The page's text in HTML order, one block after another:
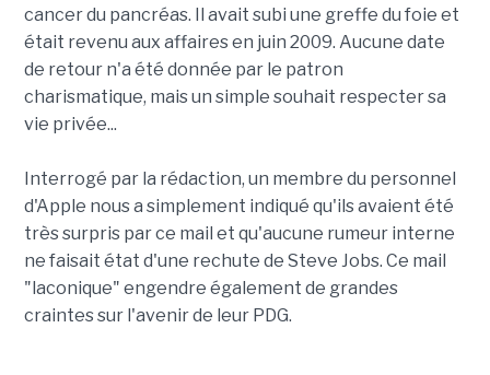
cancer du pancréas. Il avait subi une greffe du foie et
était revenu aux affaires en juin 2009. Aucune date
de retour n'a été donnée par le patron
charismatique, mais un simple souhait respecter sa
vie privée...
Interrogé par la rédaction, un membre du personnel
d'Apple nous a simplement indiqué qu'ils avaient été
très surpris par ce mail et qu'aucune rumeur interne
ne faisait état d'une rechute de Steve Jobs. Ce mail
"laconique" engendre également de grandes
craintes sur l'avenir de leur PDG.